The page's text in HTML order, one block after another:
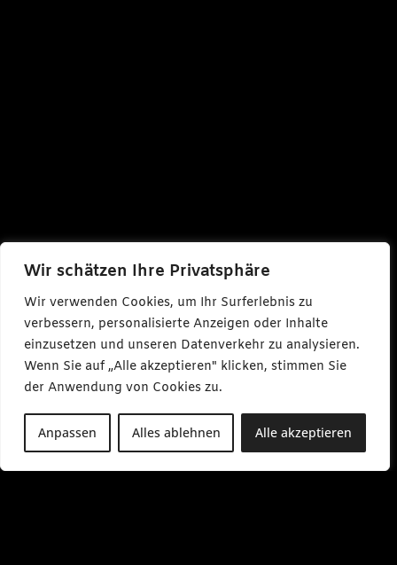
Wir schätzen Ihre Privatsphäre
Wir verwenden Cookies, um Ihr Surferlebnis zu
verbessern, personalisierte Anzeigen oder Inhalte
einzusetzen und unseren Datenverkehr zu analysieren.
Wenn Sie auf „Alle akzeptieren" klicken, stimmen Sie
der Anwendung von Cookies zu.
Anpassen Alles ablehnen Alle akzeptieren